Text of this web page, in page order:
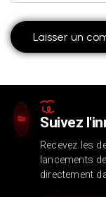
Suivez
Recevez les
lancements
directement